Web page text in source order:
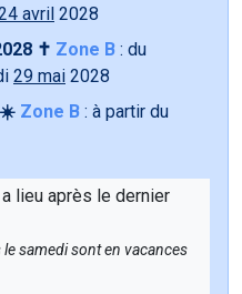
avril 2028
✝️ Zone B : du
29 mai 2028
☀️ Zone B : à partir du
a lieu après le dernier
samedi sont en vacances